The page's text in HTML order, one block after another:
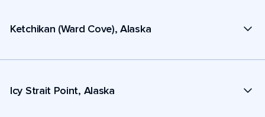
Ketchikan (Ward Cove), Alaska
Icy Strait Point, Alaska